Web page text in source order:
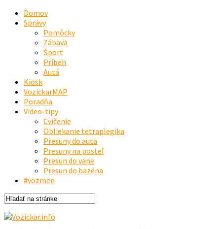
Domov
Správy
Pomôcky
Zábava
Šport
Príbeh
Autá
Kiosk
VozickarMAP
Poradňa
Video-tipy
Cvičenie
Obliekanie tetraplegika
Presuny do auta
Presuny na posteľ
Presun do vane
Presun do bazéna
#vozmen